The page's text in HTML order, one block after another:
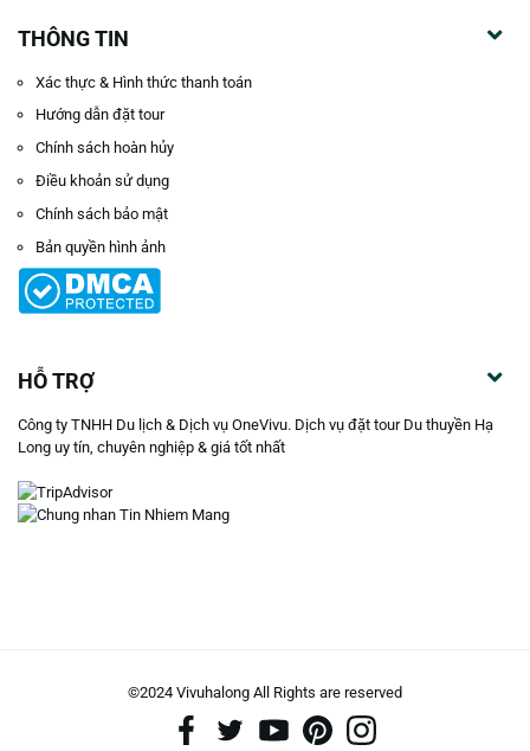
THÔNG TIN
Xác thực & Hình thức thanh toán
Hướng dẫn đặt tour
Chính sách hoàn hủy
Điều khoản sử dụng
Chính sách bảo mật
Bản quyền hình ảnh
HỖ TRỢ
Công ty TNHH Du lịch & Dịch vụ OneVivu. Dịch vụ đặt tour Du thuyền Hạ
Long uy tín, chuyên nghiệp & giá tốt nhất
©2024 Vivuhalong All Rights are reserved️